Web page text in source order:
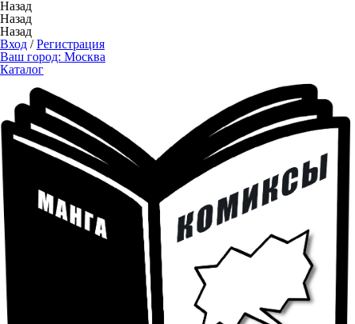
Назад
Назад
Назад
Вход /Регистрация
Ваш город: Москва
Каталог